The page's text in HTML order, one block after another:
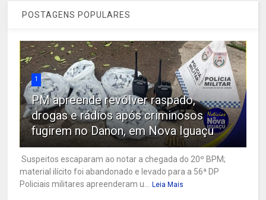
POSTAGENS POPULARES
1
PM apreende revólver raspado,
drogas e rádios após criminosos
fugirem no Danon, em Nova Iguaçu
Suspeitos escaparam ao notar a chegada do 20º BPM;
material ilícito foi abandonado e levado para a 56ª DP
Policiais militares apreenderam u...
Leia Mais